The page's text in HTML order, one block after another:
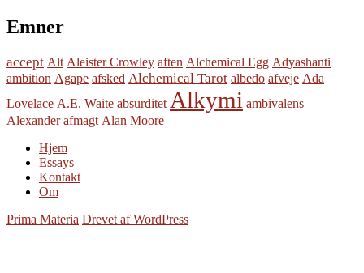
Emner
accept Alt Aleister Crowley aften Alchemical Egg Adyashanti
ambition Agape afsked Alchemical Tarot albedo afveje Ada
Lovelace A.E. Waite absurditet Alkymi ambivalens
Alexander afmagt Alan Moore
Hjem
Essays
Kontakt
Om
Prima Materia Drevet af WordPress